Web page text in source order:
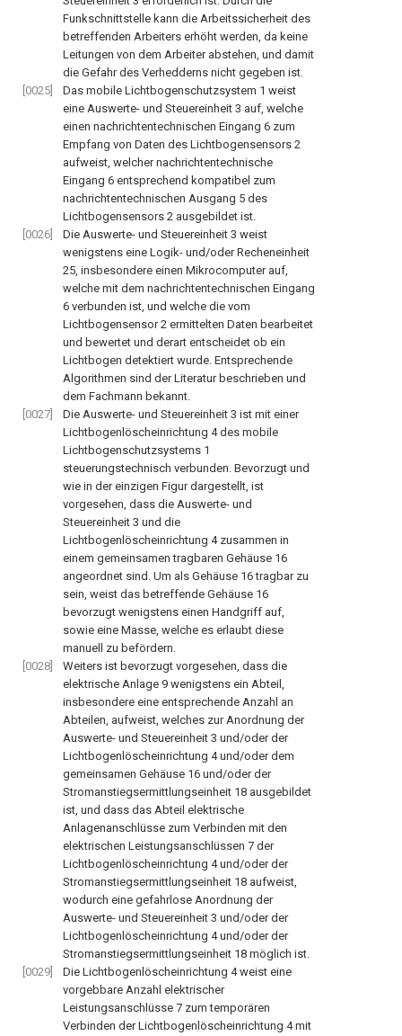
Funkschnittstelle kann die Arbeitssicherheit des
betreffenden Arbeiters erhöht werden, da keine
Leitungen von dem Arbeiter abstehen, und damit
die Gefahr des Verhedderns nicht gegeben ist.
[0025]
Das mobile Lichtbogenschutzsystem 1 weist
eine Auswerte- und Steuereinheit 3 auf, welche
einen nachrichtentechnischen Eingang 6 zum
Empfang von Daten des Lichtbogensensors 2
aufweist, welcher nachrichtentechnische
Eingang 6 entsprechend kompatibel zum
nachrichtentechnischen Ausgang 5 des
Lichtbogensensors 2 ausgebildet ist.
[0026]
Die Auswerte- und Steuereinheit 3 weist
wenigstens eine Logik- und/oder Recheneinheit
25, insbesondere einen Mikrocomputer auf,
welche mit dem nachrichtentechnischen Eingang
6 verbunden ist, und welche die vom
Lichtbogensensor2 ermittelten Daten bearbeitet
und bewertet und derart entscheidet ob ein
Lichtbogen detektiert wurde. Entsprechende
Algorithmen sind der Literatur beschrieben und
dem Fachmann bekannt.
[0027]
Die Auswerte- und Steuereinheit 3 ist mit einer
Lichtbogenlöscheinrichtung 4des mobile
Lichtbogenschutzsystems 1
steuerungstechnisch verbunden. Bevorzugt und
wie in der einzigen Figur dargestellt, ist
vorgesehen, dass die Auswerte- und
Steuereinheit 3 und die
Lichtbogenlöscheinrichtung 4zusammen in
einem gemeinsamen tragbaren Gehäuse 16
angeordnet sind. Um als Gehäuse 16tragbar zu
sein, weist das betreffende Gehäuse 16
bevorzugt wenigstens einen Handgriff auf,
sowie eine Masse, welche es erlaubt diese
manuell zu befördern.
[0028]
Weiters ist bevorzugt vorgesehen, dass die
elektrische Anlage 9 wenigstens ein Abteil,
insbesondere eine entsprechende Anzahl an
Abteilen, aufweist, welches zur Anordnung der
Auswerte- und Steuereinheit 3 und/oder der
Lichtbogenlöscheinrichtung 4und/oder dem
gemeinsamen Gehäuse 16 und/oder der
Stromanstiegsermittlungseinheit 18 ausgebildet
ist, und dass das Abteil elektrische
Anlagenanschlüsse zum Verbinden mit den
elektrischen Leistungsanschlüssen 7 der
Lichtbogenlöscheinrichtung 4und/oder der
Stromanstiegsermittlungseinheit 18 aufweist,
wodurch eine gefahrlose Anordnung der
Auswerte- und Steuereinheit 3 und/oder der
Lichtbogenlöscheinrichtung 4und/oder der
Stromanstiegsermittlungseinheit 18 möglich ist.
[0029]
Die Lichtbogenlöscheinrichtung 4weist eine
vorgebbare Anzahl elektrischer
Leistungsanschlüsse 7 zum temporären
Verbinden der Lichtbogenlöscheinrichtung 4mit